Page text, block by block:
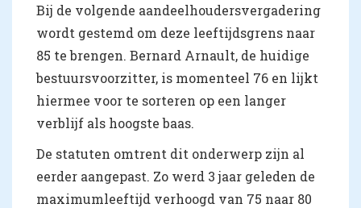
Bij de volgende aandeelhoudersvergadering
wordt gestemd om deze leeftijdsgrens naar
85 te brengen. Bernard Arnault, de huidige
bestuursvoorzitter, is momenteel 76 en lijkt
hiermee voor te sorteren op een langer
verblijf als hoogste baas.
De statuten omtrent dit onderwerp zijn al
eerder aangepast. Zo werd 3 jaar geleden de
maximumleeftijd verhoogd van 75 naar 80